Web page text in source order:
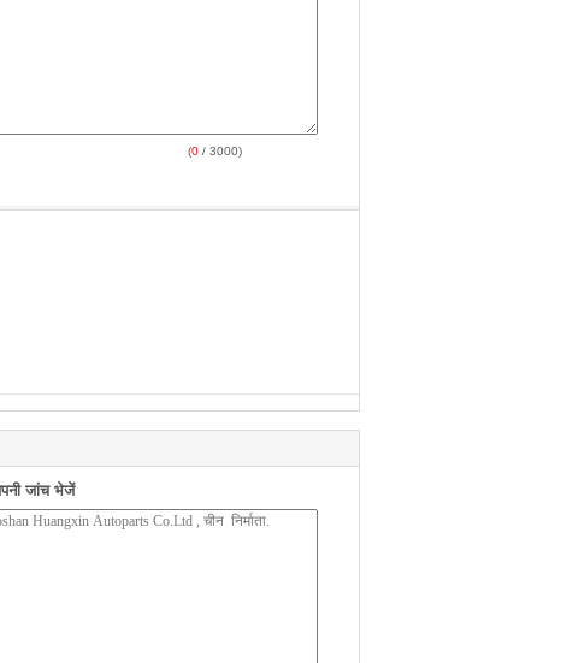
(0 / 3000)
जांच भेजें